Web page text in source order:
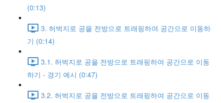
(0:13)
3. 허벅지로 공을 전방으로 트래핑하여 공간으로 이동하
기 (0:14)
3.1. 허벅지로 공을 전방으로 트래핑하여 공간으로 이동
하기 - 경기 예시 (0:47)
3.2. 허벅지로 공을 전방으로 트래핑하여 공간으로 이동